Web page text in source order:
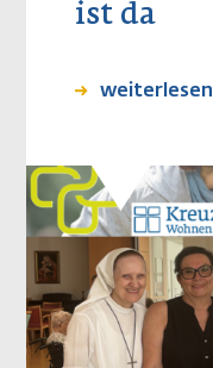
ist da
weiterlesen